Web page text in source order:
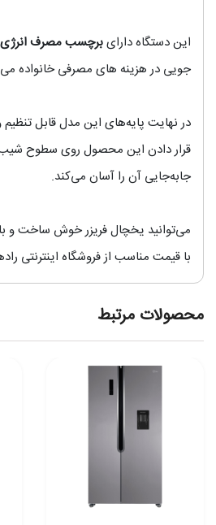
این دستگاه دارایبرچسب مصرف انرژی
جویی در هزینه های مصرفی خانواده
در نهایت پایه‌های این مدل قابل
قرار دادن این محصول روی سطوح
جابه‌جایی آن را آسان می‌کند.
با قیمت مناسب از فروشگاه اینترنتی
محصولات مرتبط